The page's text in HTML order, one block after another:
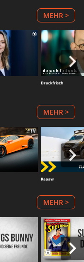
MEHR >
Druckfrisch
MEHR >
Raaaw
MEHR >